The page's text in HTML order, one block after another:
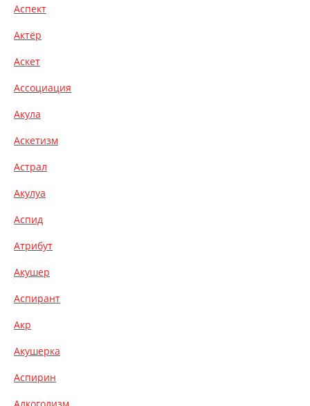
Аспект
Актёр
Аскет
Ассоциация
Акула
Аскетизм
Астрал
Акулуа
Аспид
Атрибут
Акушер
Аспирант
Акр
Акушерка
Аспирин